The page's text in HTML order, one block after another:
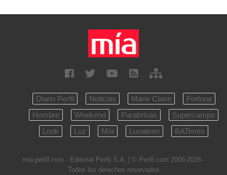
Diario Perfil Noticias Marie Claire
Fortuna
Hombre
Weekend Parabrisas
Supercampo
Look
Luz Mía Lunateen BATimes
mia.perfil.com - Editorial Perfil S.A. | © Perfil.com 2006-2026 -
Todos los derechos reservados